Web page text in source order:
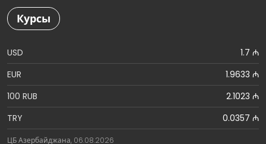
Курсы
USD
1.7 ₼
EUR
1.9633 ₼
100 RUB
2.1023 ₼
TRY
0.0357 ₼
ЦБ Азербайджана, 06.08.2026